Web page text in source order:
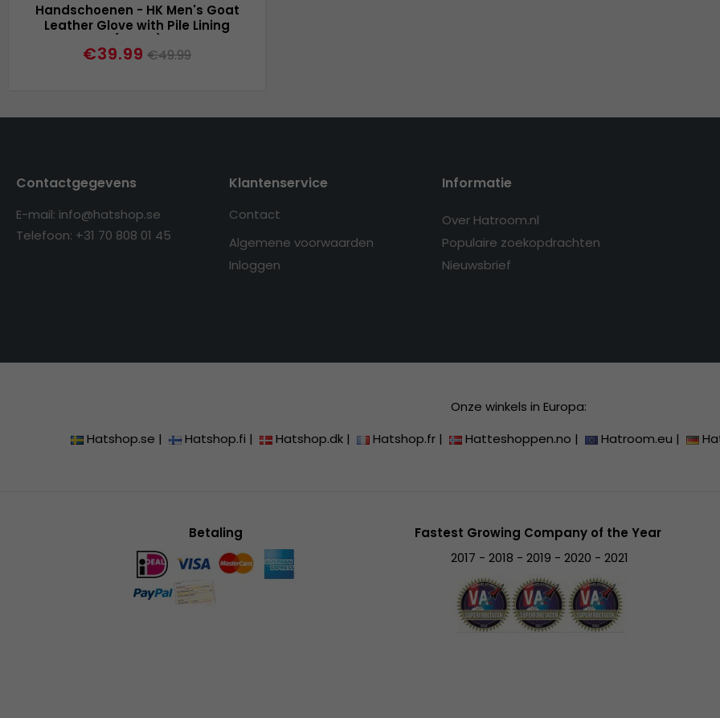
Handschoenen - HK Men's Goat
Leather Glove with Pile Lining
€39.99 €49.99
Contactgegevens
E-mail: info@hatshop.se
Telefoon: +31 70 808 01 45
Klantenservice
Contact
Algemene voorwaarden
Inloggen
Informatie
Over Hatroom.nl
Populaire zoekopdrachten
Nieuwsbrief
Onze winkels in Europa:
Hatshop.se | Hatshop.fi | Hatshop.dk | Hatshop.fr | Hatteshoppen.no | Hatroom.eu |
Betaling
Fastest Growing Company of the Year
2017 - 2018 - 2019 - 2020 - 2021